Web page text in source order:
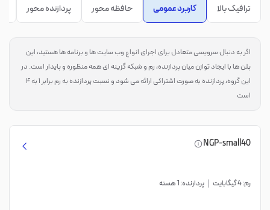
ترافیک بالا کاربرد عمومی حافظه محور پردازنده محور
اگر به دنبال سرویسی متعادل برای اجرای انواع وب سایت ها و برنامه ها هستید، این
پلن ها با ایجاد توازن میان پردازنده، رم و شبکه گزینه ای همه منظوره و پایدار است. در
این گروه، پردازنده به صورت اشتراکی ارائه می شود و نسبت پردازنده به رم برابر ۱ به ۴
است
NGP-small40
رم: 4 گیگابایت پردازنده: 1 هسته